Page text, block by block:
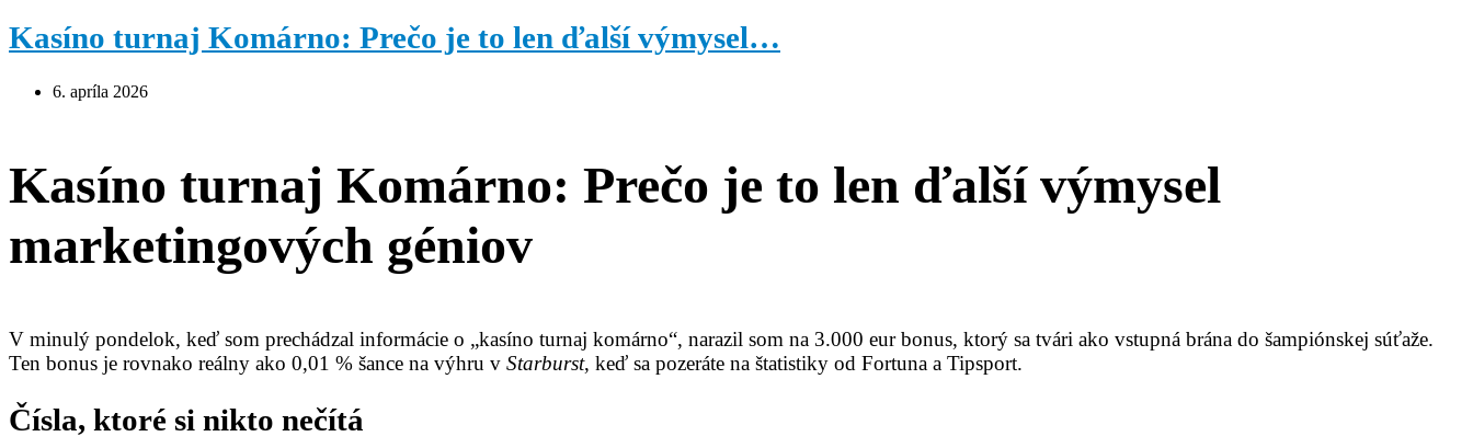
Kasíno turnaj Komárno: Prečo je to len ďalší výmysel…
6. apríla 2026
Kasíno turnaj Komárno: Prečo je to len ďalší výmysel
marketingových géniov
V minulý pondelok, keď som prechádzal informácie o „kasíno turnaj komárno“, narazil som na 3.000 eur bonus, ktorý sa tvári ako vstupná brána do šampiónskej súťaže.
Ten bonus je rovnako reálny ako 0,01 % šance na výhru v Starburst, keď sa pozeráte na štatistiky od Fortuna a Tipsport.
Čísla, ktoré si nikto nečítá